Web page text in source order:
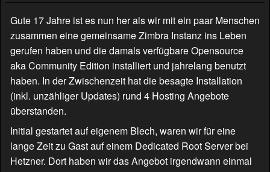
Gute 17 Jahre ist es nun her als wir mit ein paar Menschen
zusammen eine gemeinsame Zimbra Instanz ins Leben
gerufen haben und die damals verfügbare Opensource
aka Community Edition installiert und jahrelang benutzt
haben. In der Zwischenzeit hat die besagte Installation
(inkl. unzähliger Updates) rund 4 Hosting Angebote
überstanden.
Initial gestartet auf eigenem Blech, waren wir für eine
lange Zeit zu Gast auf einem Dedicated Root Server bei
Hetzner. Dort haben wir das Angebot irgendwann einmal